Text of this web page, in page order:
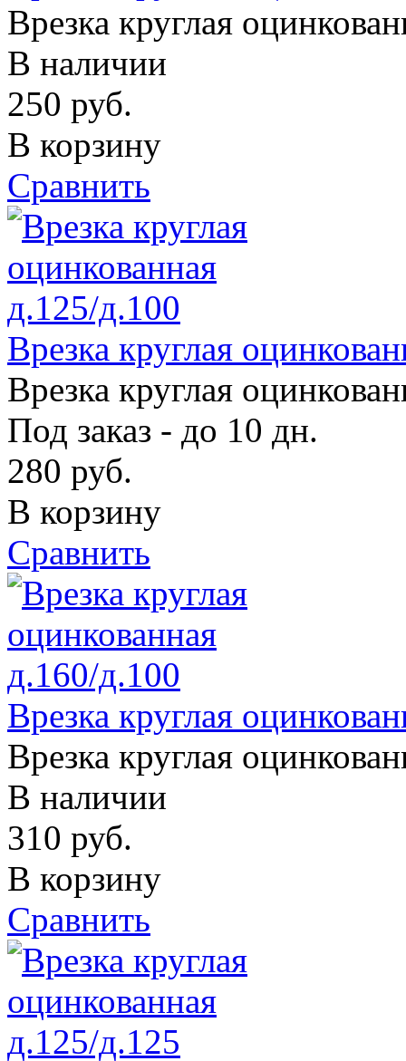
Врезка круглая
В наличии
250 руб.
В корзину
Сравнить
Врезка круглая
Врезка круглая
Под заказ - до 10 дн.
280 руб.
В корзину
Сравнить
Врезка круглая
Врезка круглая
В наличии
310 руб.
В корзину
Сравнить